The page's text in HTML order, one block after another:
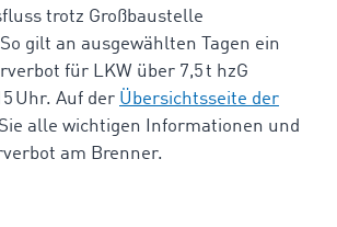
trotz Großbaustelle
gilt an ausgewählten Tagen ein
für LKW über 7,5 t hzG
Uhr. Auf der Übersichtsseite der
alle wichtigen Informationen und
am Brenner.